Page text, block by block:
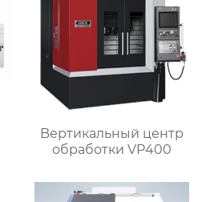
Bертикальный центр
обработки VP400